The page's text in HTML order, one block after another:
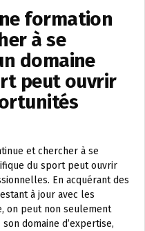
formation
à se
domaine
peut ouvrir
et chercher à se
du sport peut ouvrir
En acquérant des
à jour avec les
on peut non seulement
domaine d’expertise,